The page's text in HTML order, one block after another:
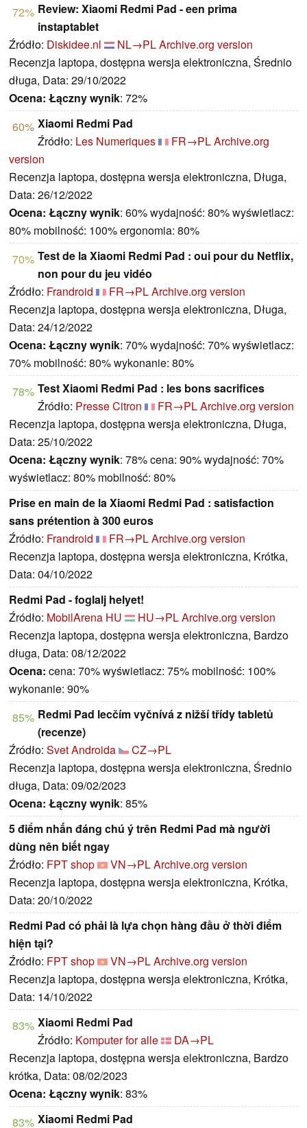
72% Review: Xiaomi Redmi Pad - een prima
instaptablet
Źródło: Diskidee.nl NL→PLArchive.org version
Recenzja laptopa, dostępna wersja elektroniczna, Średnio
długa, Data: 29/10/2022
Ocena: Łączny wynik: 72%
60% Xiaomi Redmi Pad
Źródło: Les Numeriques FR→PLArchive.org
version
Recenzja laptopa, dostępna wersja elektroniczna, Długa,
Data: 26/12/2022
Ocena: Łączny wynik: 60% wydajność: 80% wyświetlacz:
80% mobilność: 100% ergonomia: 80%
70% Test de la Xiaomi Redmi Pad : oui pour du Netflix,
non pour du jeu vidéo
Źródło: Frandroid FR→PLArchive.org version
Recenzja laptopa, dostępna wersja elektroniczna, Długa,
Data: 24/12/2022
Ocena: Łączny wynik: 70% wydajność: 70% wyświetlacz:
70% mobilność: 80% wykonanie: 80%
78% Test Xiaomi Redmi Pad : les bons sacrifices
Źródło: Presse Citron FR→PLArchive.org version
Recenzja laptopa, dostępna wersja elektroniczna, Długa,
Data: 25/10/2022
Ocena: Łączny wynik: 78% cena: 90% wydajność: 70%
wyświetlacz: 80% mobilność: 80%
Prise en main de la Xiaomi Redmi Pad : satisfaction
sans prétention à 300 euros
Źródło: Frandroid FR→PLArchive.org version
Recenzja laptopa, dostępna wersja elektroniczna, Krótka,
Data: 04/10/2022
Redmi Pad - foglalj helyet!
Źródło: MobilArena HU HU→PLArchive.org version
Recenzja laptopa, dostępna wersja elektroniczna, Bardzo
długa, Data: 08/12/2022
Ocena: cena: 70% wyświetlacz: 75% mobilność: 100%
wykonanie: 90%
85% Redmi Pad lecčím vyčnívá z nižší třídy tabletů
(recenze)
Źródło: Svet Androida
CZ→PL
Recenzja laptopa, dostępna wersja elektroniczna, Średnio
długa, Data: 09/02/2023
Ocena: Łączny wynik: 85%
5 điểm nhấn đáng chú ý trên Redmi Pad mà người
dùng nên biết ngay
Źródło: FPT shop VN→PLArchive.org version
Recenzja laptopa, dostępna wersja elektroniczna, Krótka,
Data: 20/10/2022
Redmi Pad có phải là lựa chọn hàng đầu ở thời điểm
hiện tại?
Źródło: FPT shop VN→PLArchive.org version
Recenzja laptopa, dostępna wersja elektroniczna, Krótka,
Data: 14/10/2022
83% Xiaomi Redmi Pad
Źródło: Komputer for alle
DA→PL
Recenzja laptopa, dostępna wersja elektroniczna, Bardzo
krótka, Data: 08/02/2023
Ocena: Łączny wynik: 83%
83% Xiaomi Redmi Pad